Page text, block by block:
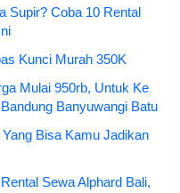
Supir? Coba 10 Rental
Kunci Murah 350K
Mulai 950rb, Untuk Ke
Banyuwangi Batu
Bisa Kamu Jadikan
Sewa Alphard Bali,